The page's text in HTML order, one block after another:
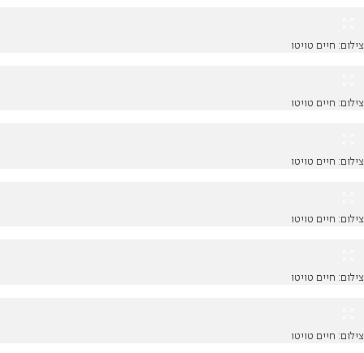
צילום: חיים טויטו
צילום: חיים טויטו
צילום: חיים טויטו
צילום: חיים טויטו
צילום: חיים טויטו
צילום: חיים טויטו